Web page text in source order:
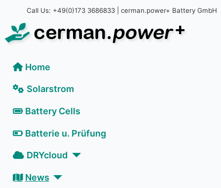
Call Us: +49(0)173 3686833 | cerman.power+ Battery GmbH
Home
Solarstrom
Battery Cells
Batterie u. Prüfung
DRYcloud
News